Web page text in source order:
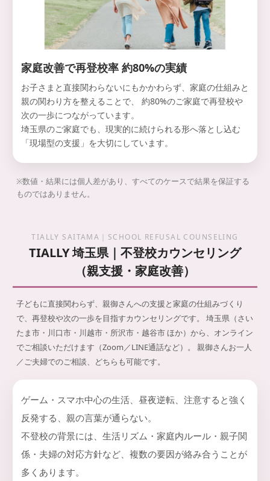
家庭改善で再登校率 約80%の実績
お子さまと直接関わらないにもかかわらず、家庭の仕組みと
親の関わり方を整えることで、 約80%のご家庭で再登校や
次の一歩につながっています。
埼玉県のご家庭でも、現実的に続けられる形へ落とし込む
「現場型の支援」を大切にしています。
※数値・結果には個人差があり、すべてのケースで結果を保証する
ものではありません。
TIALLY SAITAMA｜SCHOOL REFUSAL COUNSELING
TIALLY 埼玉県｜不登校カウンセリング
（親支援・家庭改善）
子どもに直接関わらず、親御さんへの支援と家庭の仕組みづくり
で、再登校や次の一歩を目指すカウンセリングです。
埼玉県（さい
たま市・川口市・川越市・所沢市・越谷市 ほか）から、オンライン
でご相談いただけます（Zoom／LINE通話など）。 親御さんお一人
／ご夫婦でのご相談、どちらも可能です。
ゲーム・スマホ中心の生活、昼夜逆転、注意すると強く
反発する、親の言葉が通らない。
不登校の背景には、生活リズム・家庭内ルール・親子関
係・夫婦の対応方針など、複数の要因が絡み合うことが
多くあります。